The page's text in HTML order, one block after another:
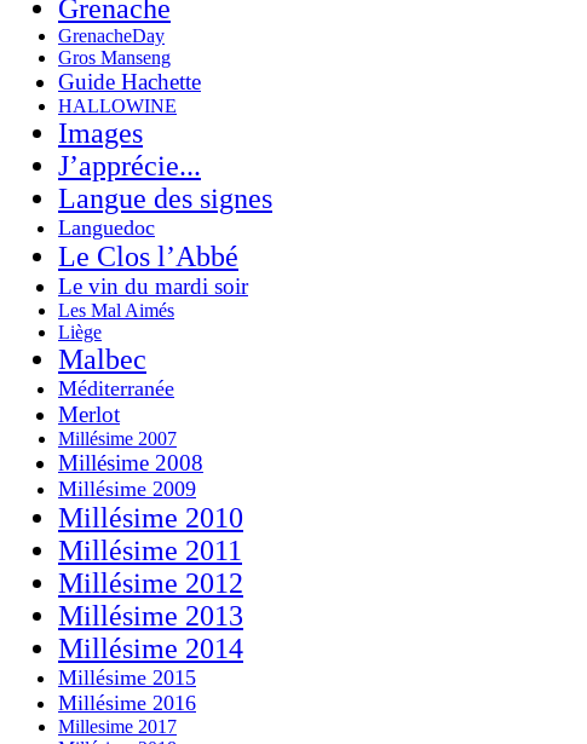
Grenache
GrenacheDay
Gros Manseng
Guide Hachette
HALLOWINE
Images
J’apprécie...
Langue des signes
Languedoc
Le Clos l’Abbé
Le vin du mardi soir
Les Mal Aimés
Liège
Malbec
Méditerranée
Merlot
Millésime 2007
Millésime 2008
Millésime 2009
Millésime 2010
Millésime 2011
Millésime 2012
Millésime 2013
Millésime 2014
Millésime 2015
Millésime 2016
Millesime 2017